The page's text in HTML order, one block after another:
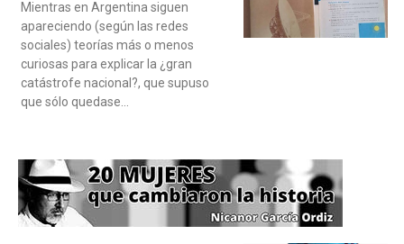
Mientras en Argentina siguen
apareciendo (según las redes
sociales) teorías más o menos
curiosas para explicar la ¿gran
catástrofe nacional?, que supuso
que sólo quedase…